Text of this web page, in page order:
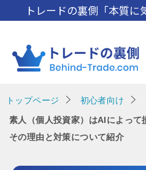
トレードの裏側「本質に
トップページ
初心者向け
素人（個人投資家）はAIによって
その理由と対策について紹介